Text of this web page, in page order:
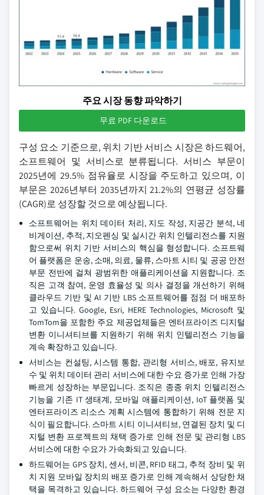
주요 시장 동향 파악하기
무료 PDF 다운로드
구성 요소 기준으로, 위치 기반 서비스 시장은 하드웨어,
소프트웨어 및 서비스로 분류됩니다. 서비스 부문이
2025년에 29.5% 점유율로 시장을 주도하고 있으며, 이
부문은 2026년부터 2035년까지 21.2%의 연평균 성장률
(CAGR)로 성장할 것으로 예상됩니다.
소프트웨어는 위치 데이터 처리, 지도 작성, 지공간 분석, 네
비게이션, 추적, 지오펜싱 및 실시간 위치 인텔리전스를 지원
함으로써 위치 기반 서비스의 핵심을 형성합니다. 소프트웨
어 플랫폼은 운송, 소매, 의료, 물류, 스마트 시티 및 공공 안전
부문 전반에 걸쳐 광범위한 애플리케이션을 지원합니다. 조
직은 고객 참여, 운영 효율성 및 의사 결정을 개선하기 위해
클라우드 기반 및 AI 기반 LBS 소프트웨어를 점점 더 배포하
고 있습니다. Google, Esri, HERE Technologies, Microsoft 및
TomTom을 포함한 주요 제공업체들은 엔터프라이즈 디지털
변환 이니셔티브를 지원하기 위해 위치 인텔리전스 기능을
계속 확장하고 있습니다.
서비스는 컨설팅, 시스템 통합, 관리형 서비스, 배포, 유지보
수 및 위치 데이터 관리 서비스에 대한 수요 증가로 인해 가장
빠르게 성장하는 부문입니다. 조직은 종종 위치 인텔리전스
기능을 기존 IT 생태계, 모바일 애플리케이션, IoT 플랫폼 및
엔터프라이즈 리소스 계획 시스템에 통합하기 위해 전문 지
식이 필요합니다. 스마트 시티 이니셔티브, 연결된 장치 및 디
지털 변환 프로젝트의 채택 증가로 인해 전문 및 관리형 LBS
서비스에 대한 수요가 가속화되고 있습니다.
하드웨어는 GPS 장치, 센서, 비콘, RFID 태그, 추적 장비 및 위
치 지원 모바일 장치의 배포 증가로 인해 계속해서 상당한 채
택을 목격하고 있습니다. 하드웨어 구성 요소는 다양한 환경